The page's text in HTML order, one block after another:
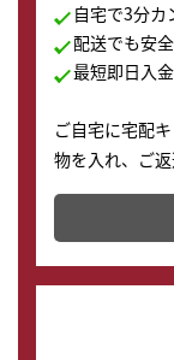
自宅で3分カ
配送でも安
最短即日入金
ご自宅に宅配
物を入れ、ご
テムです。
配送でも簡単
す。